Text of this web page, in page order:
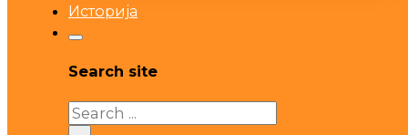
Историја
Search site
Search